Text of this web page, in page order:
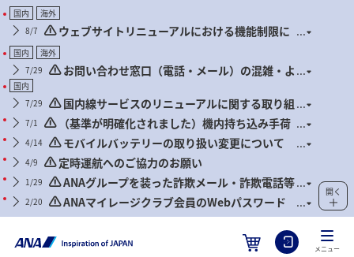
国内
海外
8/7
ウェブサイトリニューアルにおける機能制限に
ついて
国内
海外
7/29
お問い合わせ窓口（電話・メール）の混雑・よ
くあるお問い合わせについて
国内
7/29
国内線サービスのリニューアルに関する取り組
み状況について
7/1
（基準が明確化されました）機内持ち込み手荷
物および身の回り品に関するお願い（2026年7月1日搭乗
分より）
4/14
モバイルバッテリーの取り扱い変更について
（2026年4月24日搭乗分より）
4/9 定時運航へのご協力のお願い
1/29
ANAグループを装った詐欺メール・詐欺電話等
にご注意ください
2/20
ANAマイレージクラブ会員のWebパスワード
管理徹底のお願いとセキュリティ対策推奨のお知らせ
開く
メニュー